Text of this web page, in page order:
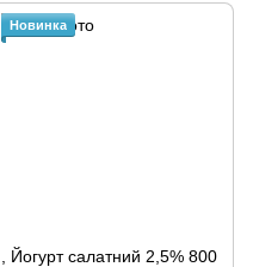
Новинка
, Йогурт салатний 2,5% 800